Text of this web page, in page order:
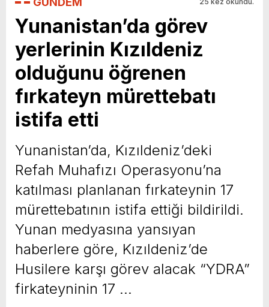
Yunanistan’da görev
yerlerinin Kızıldeniz
olduğunu öğrenen
fırkateyn mürettebatı
istifa etti
Yunanistan’da, Kızıldeniz’deki
Refah Muhafızı Operasyonu’na
katılması planlanan fırkateynin 17
mürettebatının istifa ettiği bildirildi.
Yunan medyasına yansıyan
haberlere göre, Kızıldeniz’de
Husilere karşı görev alacak “YDRA”
firkateyninin 17 …